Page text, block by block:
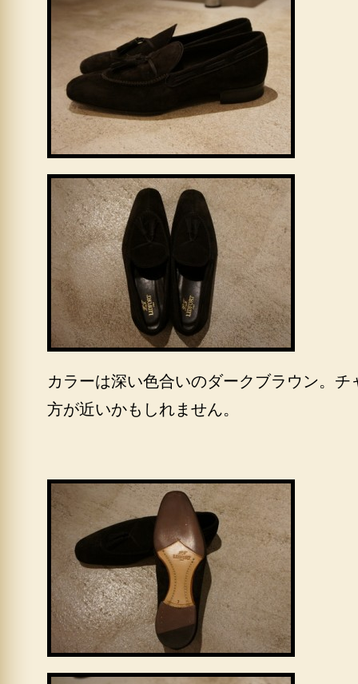
カラーは深い色合いのダークブラウン。
方が近いかもしれません。